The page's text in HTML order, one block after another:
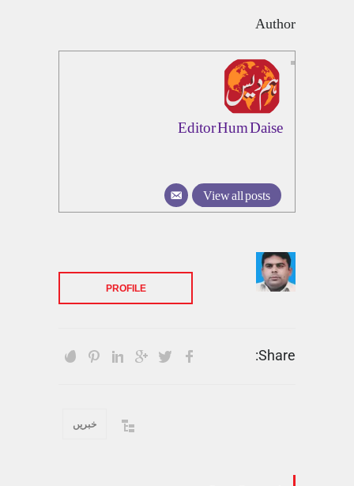
Author
Editor Hum Daise
View all posts
PROFILE
Share:
خبریں